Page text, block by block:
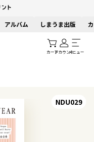
アルバム しまうま出版
カートアカウントメニュー
NDU029